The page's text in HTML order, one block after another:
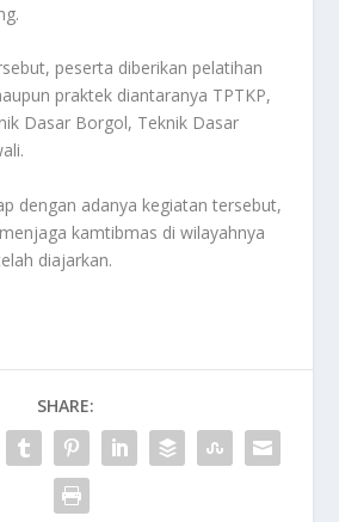
peserta diberikan pelatihan
praktek diantaranya TPTKP,
Dasar Borgol, Teknik Dasar
dengan adanya kegiatan tersebut,
kamtibmas di wilayahnya
diajarkan.
SHARE: